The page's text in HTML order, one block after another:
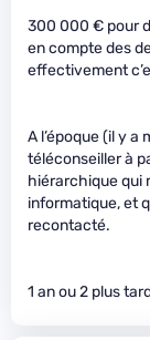
300 000 € pour
en compte des
effectivement
A l’époque (il y a
téléconseiller à
hiérarchique qui
informatique, et
recontacté.
1 an ou 2 plus